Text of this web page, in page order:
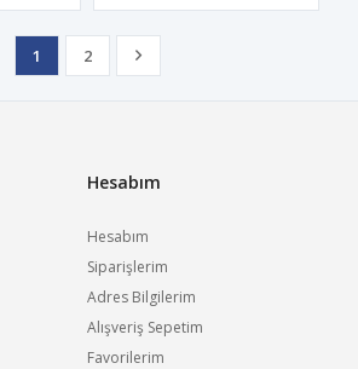
1 2
Hesabım
Hesabım
Siparişlerim
Adres Bilgilerim
Alışveriş Sepetim
Favorilerim